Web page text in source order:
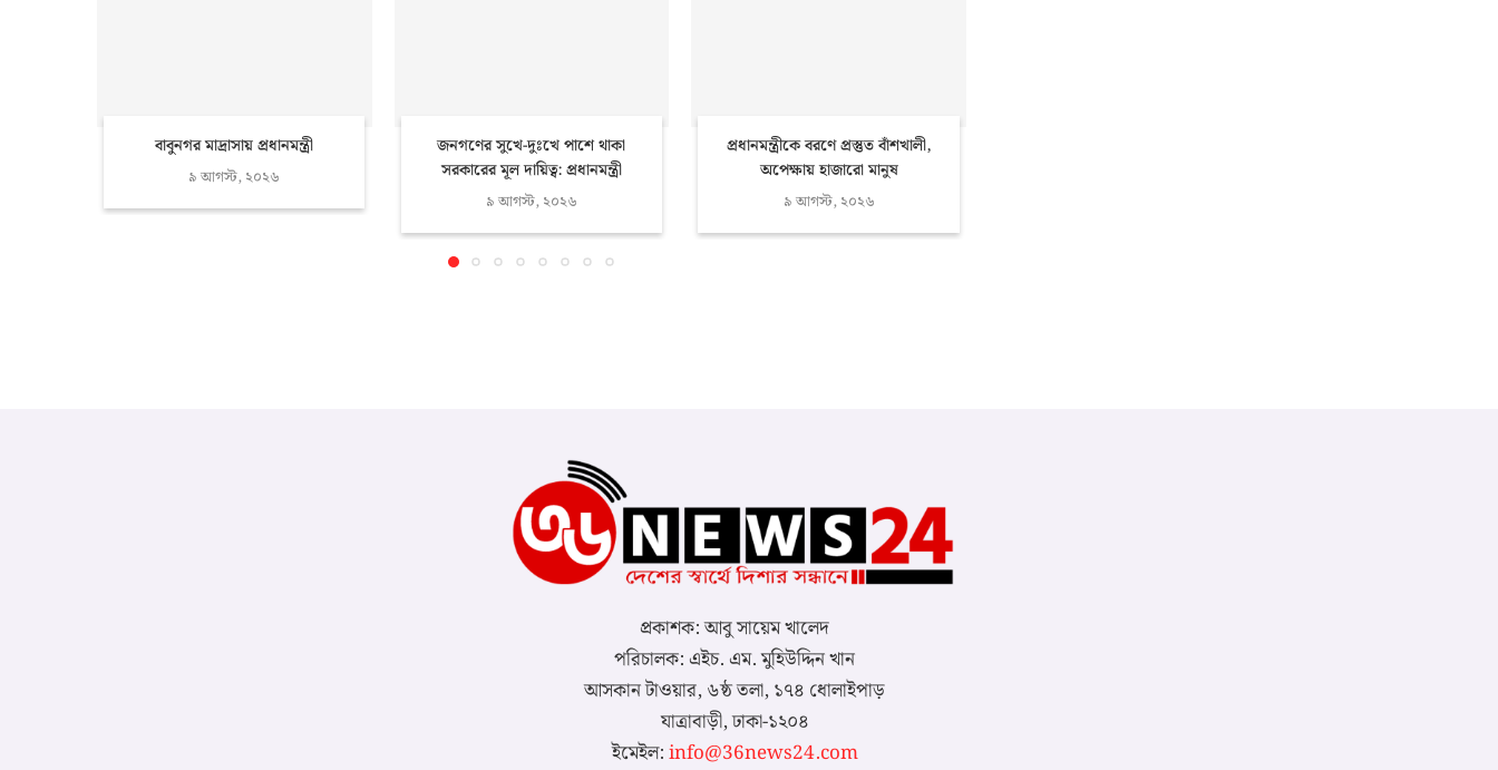
বাবুনগর মাদ্রাসায় প্রধানমন্ত্রী
৯ আগস্ট, ২০২৬
জনগণের সুখে-দুঃখে পাশে থাকা
সরকারের মূল দায়িত্ব: প্রধানমন্ত্রী
৯ আগস্ট, ২০২৬
প্রধানমন্ত্রীকে বরণে প্রস্তুত বাঁশখালী,
অপেক্ষায় হাজারো মানুষ
৯ আগস্ট, ২০২৬
প্রকাশক: আবু সায়েম খালেদ
পরিচালক: এইচ. এম. মুহিউদ্দিন খান
আসকান টাওয়ার, ৬ষ্ঠ তলা, ১৭৪ ধোলাইপাড়
যাত্রাবাড়ী, ঢাকা-১২০৪
ইমেইল:info@36news24.com